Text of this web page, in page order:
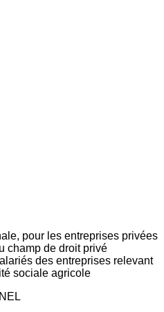
pour les entreprises privées
champ de droit privé
des entreprises relevant
sociale agricole